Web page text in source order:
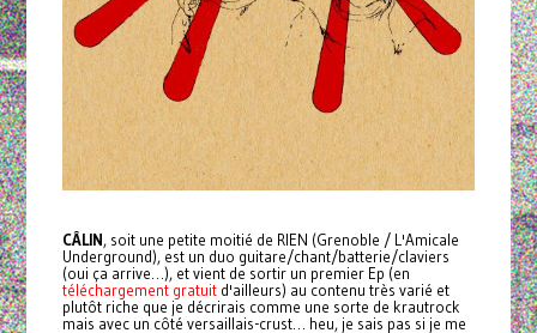
CÂLIN, soit une petite moitié de RIEN (Grenoble / L'Amicale
Underground), est un duo guitare/chant/batterie/claviers
(oui ça arrive…), et vient de sortir un premier Ep (en
téléchargement gratuitd'ailleurs) au contenu très varié et
plutôt riche que je décrirais comme une sorte de krautrock
mais avec un côté versaillais-crust… heu, je sais pas si je me